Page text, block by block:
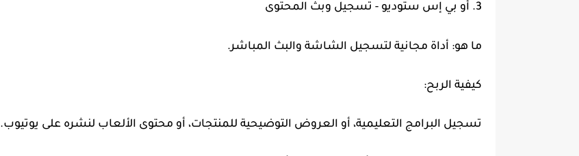
3. أو بي إس ستوديو - تسجيل وبث المحتوى
ما هو: أداة مجانية لتسجيل الشاشة والبث المباشر.
كيفية الربح:
تسجيل البرامج التعليمية، أو العروض التوضيحية للمنتجات، أو محتوى الألعاب لنشره على يوتيوب.